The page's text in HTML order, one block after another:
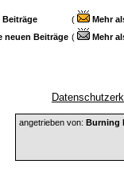
Beiträge (
Mehr
neuen Beiträge ( Mehr
angetrieben von: Burning